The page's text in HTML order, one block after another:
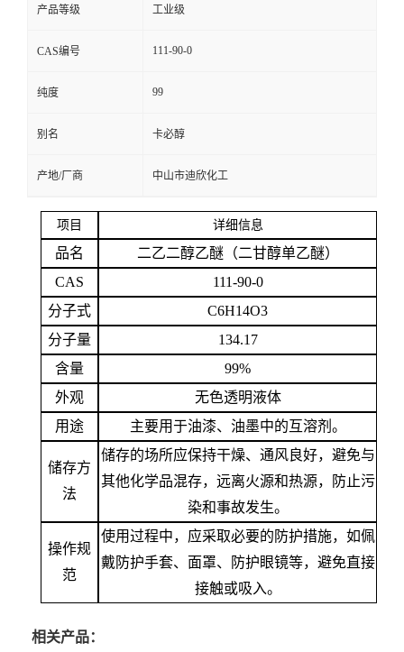
式
在
线
留
产品等级 工业级
CAS编号 111-90-0
纯度 99
别名 卡必醇
产地/厂商 中山市迪欣化工
项目 详细信息
品名
二乙二醇乙醚（二甘醇单乙醚）
CAS
111-90-0
分子式
C6H14O3
分子量
134.17
含量
99%
外观
无色透明液体
用途
主要用于油漆、油墨中的互溶剂 。
储存方
法
储存的场所应保持干燥、通风良好，避免与
其他化学品混存，远离火源和热源，防止污
染和事故发生。
操作规
范
使用过程中，应采取必要的防护措施，如佩
戴防护手套、面罩、防护眼镜等，避免直接
接触或吸入。
相关产品：